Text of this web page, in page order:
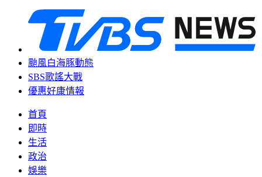
颱風白海豚動態
SBS歌謠大戰
優惠好康情報
首頁
即時
生活
政治
娛樂